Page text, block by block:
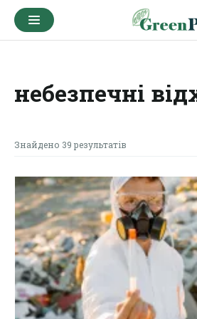
небезпечні
Знайдено 39 результатів